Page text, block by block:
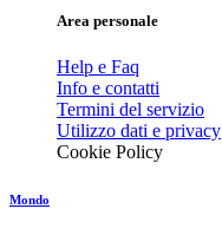
Area personale
Help e Faq
Info e contatti
Termini del servizio
Utilizzo dati e privacy
Cookie Policy
Mondo